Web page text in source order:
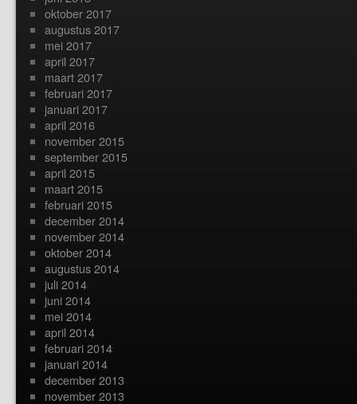
oktober 2017
augustus 2017
mei 2017
april 2017
maart 2017
februari 2017
januari 2017
april 2016
november 2015
september 2015
april 2015
maart 2015
februari 2015
december 2014
november 2014
oktober 2014
augustus 2014
juli 2014
juni 2014
mei 2014
april 2014
februari 2014
januari 2014
december 2013
november 2013